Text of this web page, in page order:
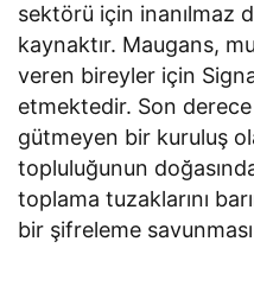
sektörü için inanılmaz
kaynaktır. Maugans,
veren bireyler için
etmektedir. Son
gütmeyen bir kuruluş
topluluğunun
toplama tuzaklarını
bir şifreleme